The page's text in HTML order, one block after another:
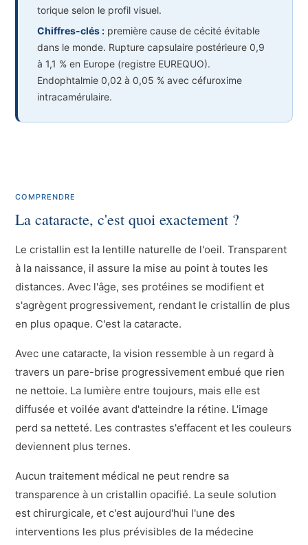
torique selon le profil visuel.
Chiffres-clés : première cause de cécité évitable
dans le monde. Rupture capsulaire postérieure 0,9
à 1,1 % en Europe (registre EUREQUO).
Endophtalmie 0,02 à 0,05 % avec céfuroxime
intracamérulaire.
COMPRENDRE
La cataracte, c'est quoi exactement ?
Le cristallin est la lentille naturelle de l'oeil. Transparent
à la naissance, il assure la mise au point à toutes les
distances. Avec l'âge, ses protéines se modifient et
s'agrègent progressivement, rendant le cristallin de plus
en plus opaque. C'est la cataracte.
Avec une cataracte, la vision ressemble à un regard à
travers un pare-brise progressivement embué que rien
ne nettoie. La lumière entre toujours, mais elle est
diffusée et voilée avant d'atteindre la rétine. L'image
perd sa netteté. Les contrastes s'effacent et les couleurs
deviennent plus ternes.
Aucun traitement médical ne peut rendre sa
transparence à un cristallin opacifié. La seule solution
est chirurgicale, et c'est aujourd'hui l'une des
interventions les plus prévisibles de la médecine